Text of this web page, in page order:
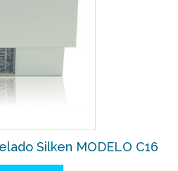
Silken MODELO C16